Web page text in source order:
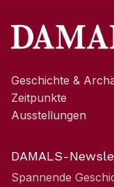
Geschichte &
Zeitpunkte
Ausstellungen
DAMALS-
Spannende